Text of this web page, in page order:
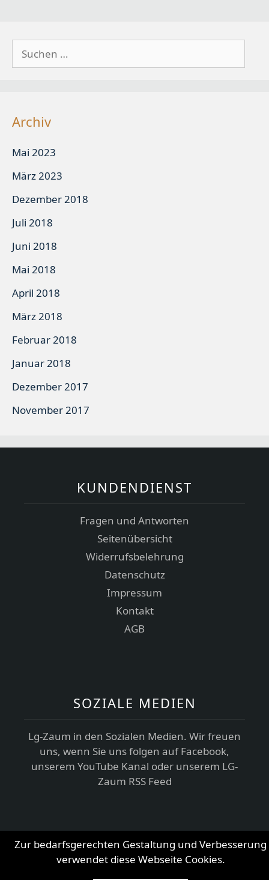
Suchen
nach:
Archiv
Mai 2023
März 2023
Dezember 2018
Juli 2018
Juni 2018
Mai 2018
April 2018
März 2018
Februar 2018
Januar 2018
Dezember 2017
November 2017
KUNDENDIENST
Fragen und Antworten
Seitenübersicht
Widerrufsbelehrung
Datenschutz
Impressum
Kontakt
AGB
SOZIALE MEDIEN
Lg-Zaum in den Sozialen Medien. Wir freuen
uns, wenn Sie uns folgen auf Facebook,
unserem YouTube Kanal oder unserem LG-
Zaum RSS Feed
© 2026LG-Team e.G.Alle Rechte vorbehalten.
Zur bedarfsgerechten Gestaltung und Verbesserung
verwendet diese Webseite Cookies.